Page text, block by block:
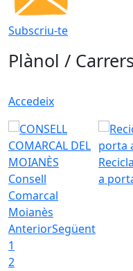
Subscriu-te
Plànol / Carrers
Accedeix
Consell
Comarcal
Moianès
a
AnteriorSegüent
1
2